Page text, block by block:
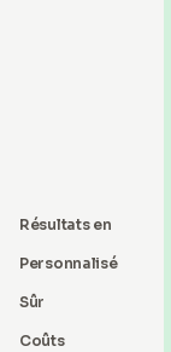
Résultats en
Personnalisé
Sûr
Coûts